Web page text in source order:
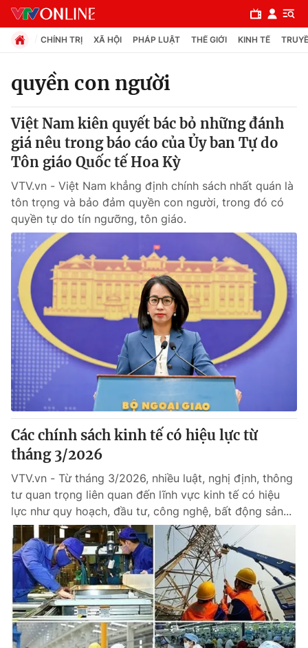
Chuyên mục
Chính trị
Pháp luật
Y tế
Thế giới
Tin tức
Thế giới đó đây
Câu chuyện quốc tế
Kinh tế
Tài chính
Thị trường
Góc doanh nghiệp
Dữ liệu và đời sống
Truyền hình
Phim VTV
Hậu trường
Nhân vật
Khán giả
Giải sao mai
Giải trí
Điện ảnh
Âm nhạc
Sao
Đời sống
Du lịch
Làm đẹp
Chất lượng cuộc sống
Giáo dục
Tuyển sinh
Học trực tuyến
Công nghệ
Hitech Công nghệ tương lai
Sản phẩm
Giao lưu trực tuyến
CHÍNH TRỊ XÃ HỘI PHÁP LUẬT THẾ GIỚI KINH TẾ
quyền con người
Việt Nam kiên quyết bác bỏ những đánh
giá nêu trong báo cáo của Ủy ban Tự do
Tôn giáo Quốc tế Hoa Kỳ
VTV.vn - Việt Nam khẳng định chính sách nhất quán là
tôn trọng và bảo đảm quyền con người, trong đó có
quyền tự do tín ngưỡng, tôn giáo.
Các chính sách kinh tế có hiệu lực từ
tháng 3/2026
VTV.vn - Từ tháng 3/2026, nhiều luật, nghị định, thông
tư quan trọng liên quan đến lĩnh vực kinh tế có hiệu
lực như quy hoạch, đầu tư, công nghệ, bất động sản...